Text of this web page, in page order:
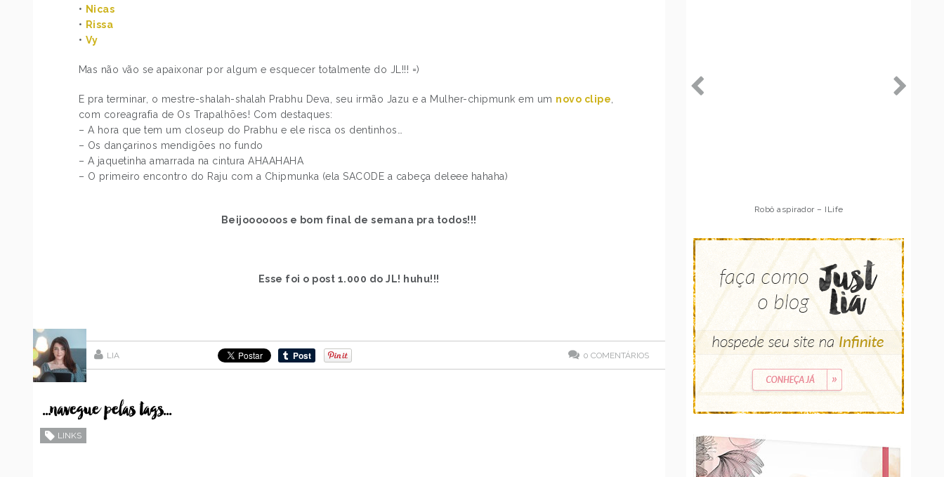
• Nicas
• Rissa
• Vy
Mas não vão se apaixonar por algum e esquecer totalmente do JL!!! =)
E pra terminar, o mestre-shalah-shalah Prabhu Deva, seu irmão Jazu e a Mulher-chipmunk em um novo clipe
com coreagrafia de Os Trapalhões! Com destaques:
– A hora que tem um closeup do Prabhu e ele risca os dentinhos…
– Os dançarinos mendigões no fundo
– A jaquetinha amarrada na cintura AHAAHAHA
– O primeiro encontro do Raju com a Chipmunka (ela SACODE a cabeça deleee hahaha)
Beijoooooos e bom final de semana pra todos!!!
Esse foi o post 1.000 do JL! huhu!!!
LIA 0 COMENTÁRIOS
...navegue pelas tags...
LINKS
Robô aspirador – Multilaser